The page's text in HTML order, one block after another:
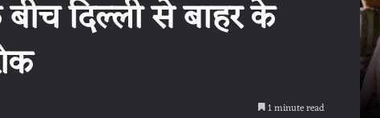
दिल्ली से बाहर के
1 minute read